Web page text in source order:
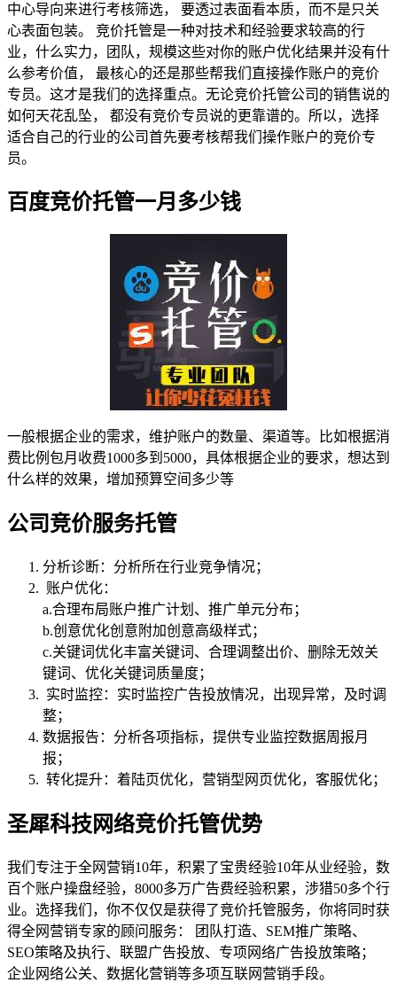
中心导向来进行考核筛选， 要透过表面看本质，而不是只关
心表面包装。 竞价托管是一种对技术和经验要求较高的行
业，什么实力，团队，规模这些对你的账户优化结果并没有什
么参考价值， 最核心的还是那些帮我们直接操作账户的竞价
专员。这才是我们的选择重点。无论竞价托管公司的销售说的
如何天花乱坠， 都没有竞价专员说的更靠谱的。所以，选择
适合自己的行业的公司首先要考核帮我们操作账户的竞价专
员。
百度竞价托管一月多少钱
一般根据企业的需求，维护账户的数量、渠道等。比如根据消
费比例包月收费1000多到5000，具体根据企业的要求，想达到
什么样的效果，增加预算空间多少等
公司竞价服务托管
分析诊断：分析所在行业竞争情况；
账户优化：
a.合理布局账户推广计划、推广单元分布；
b.创意优化创意附加创意高级样式；
c.关键词优化丰富关键词、合理调整出价、删除无效关
键词、优化关键词质量度；
实时监控：实时监控广告投放情况，出现异常，及时调
整；
数据报告：分析各项指标，提供专业监控数据周报月
报；
转化提升：着陆页优化，营销型网页优化，客服优化；
圣犀科技网络竞价托管优势
我们专注于全网营销10年，积累了宝贵经验10年从业经验，数
百个账户操盘经验，8000多万广告费经验积累，涉猎50多个行
业。选择我们，你不仅仅是获得了竞价托管服务，你将同时获
得全网营销专家的顾问服务： 团队打造、SEM推广策略、
SEO策略及执行、联盟广告投放、专项网络广告投放策略；
企业网络公关、数据化营销等多项互联网营销手段。